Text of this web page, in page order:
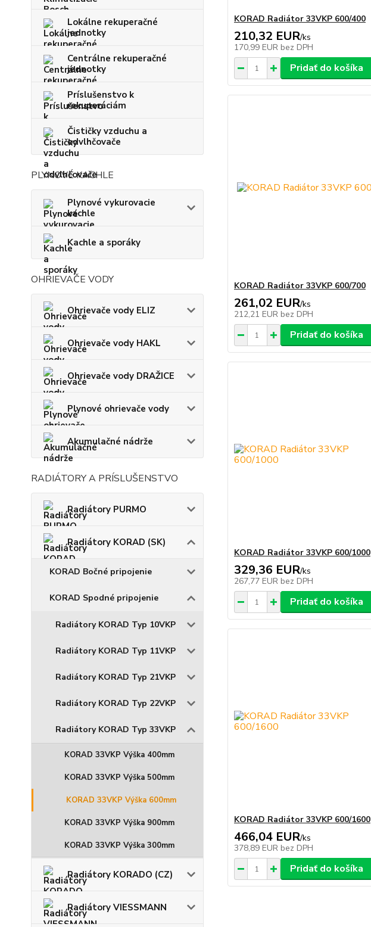
Lokálne rekuperačné
jednotky
Centrálne rekuperačné
jednotky
Príslušenstvo k
rekuperáciám
Čističky vzduchu a
odvlhčovače
PLYNOVÉ KACHLE
Plynové vykurovacie
kachle
Kachle a sporáky
OHRIEVAČE VODY
Ohrievače vody ELIZ
Ohrievače vody HAKL
Ohrievače vody DRAŽICE
Plynové ohrievače vody
Akumulačné nádrže
RADIÁTORY A PRÍSLUŠENSTVO
Radiátory PURMO
Radiátory KORAD (SK)
KORAD Bočné pripojenie
KORAD Spodné pripojenie
Radiátory KORAD Typ 10VKP
Radiátory KORAD Typ 11VKP
Radiátory KORAD Typ 21VKP
Radiátory KORAD Typ 22VKP
Radiátory KORAD Typ 33VKP
KORAD 33VKP Výška 400mm
KORAD 33VKP Výška 500mm
KORAD 33VKP Výška 600mm
KORAD 33VKP Výška 900mm
KORAD 33VKP Výška 300mm
Radiátory KORADO (CZ)
Radiátory VIESSMANN
KORAD Radiátor 33VKP 600/400
210,32 EUR/ks
170,99 EUR bez DPH
Pridať do košíka
KORAD Radiátor 33VKP 600/700
261,02 EUR/ks
212,21 EUR bez DPH
Pridať do košíka
KORAD Radiátor 33VKP 600/1000
329,36 EUR/ks
267,77 EUR bez DPH
Pridať do košíka
KORAD Radiátor 33VKP 600/1600
466,04 EUR/ks
378,89 EUR bez DPH
Pridať do košíka